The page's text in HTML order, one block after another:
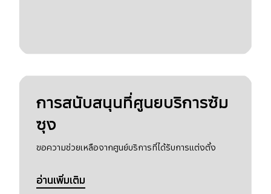
การสนับสนุนที่ศูนยบริการซัม
ซุง
ขอความช่วยเหลือจากศูนย์บริการที่ได้รับการแต่งตั้ง
อ่านเพิ่มเติม